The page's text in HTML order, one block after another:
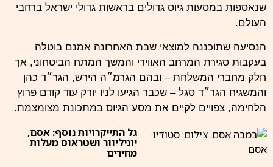
שנאספות במסעות גיוס גדולים בראשות גדולי ישראל ברחבי
העולם.
הנסיעה שתוכננה למוצאי שבת האחרונה אמנם בוטלה
בעקבות סגירת המרחב האווירי והמשך המתח הביטחוני, אך
חלק מחברי המשלחת – ובהם הגרמ״ה הירש, הגר״ד כהן
והמשגיח הגר״ד סגל – שכבר הגיעו לניו יורק עוד קודם פרוץ
הלחימה, צפויים לקיים את מסע הגיוס במתכונת מצומצמת.
גל התייקרויות נוסף: אסם,
יוניליוור ושטראוס מעלות
מחירים